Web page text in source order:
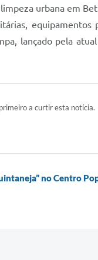
urbana em
lançado pela
a curtir esta notícia.
no Centro